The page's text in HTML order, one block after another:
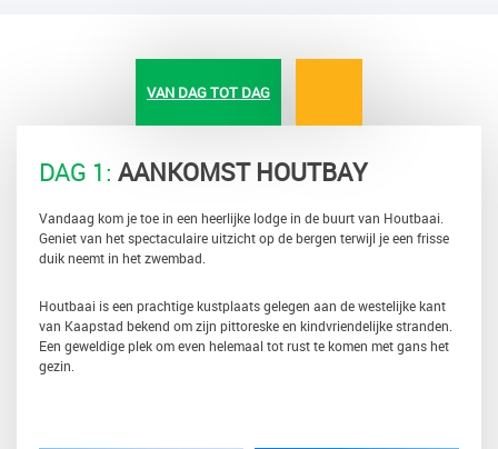
VAN DAG TOT DAG
DAG 1: AANKOMST HOUTBAY
Vandaag kom je toe in een heerlijke lodge in de buurt van Houtbaai.
Geniet van het spectaculaire uitzicht op de bergen terwijl je een frisse
duik neemt in het zwembad.
Houtbaai is een prachtige kustplaats gelegen aan de westelijke kant
van Kaapstad bekend om zijn pittoreske en kindvriendelijke stranden.
Een geweldige plek om even helemaal tot rust te komen met gans het
gezin.